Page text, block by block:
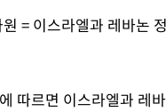
= 이스라엘과 레바논
따르면 이스라엘과 레